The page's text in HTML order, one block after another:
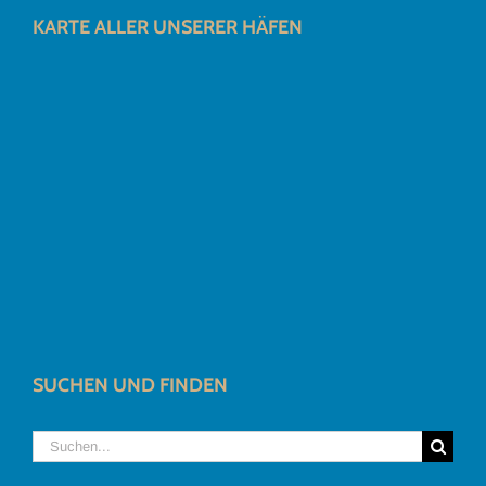
KARTE ALLER UNSERER HÄFEN
SUCHEN UND FINDEN
Suche
nach: